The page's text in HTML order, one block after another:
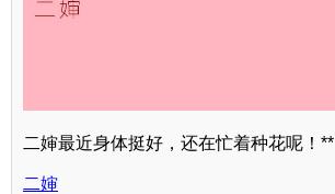
二婶最近身体挺好，还在忙着种花呢！**
二婶